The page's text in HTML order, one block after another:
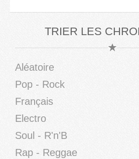
TRIER LES
Aléatoire
Pop - Rock
Français
Electro
Soul - R'n'B
Rap - Reggae